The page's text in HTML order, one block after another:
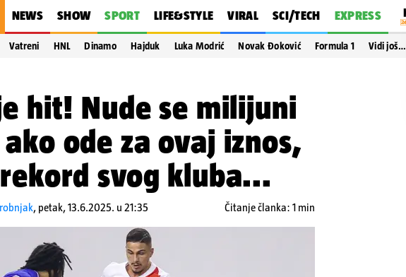
NEWS SHOW SPORT LIFE&STYLE VIRAL SCI/TECH EXPRESS
Vatreni HNL Dinamo Hajduk Luka Modrić Novak Đoković Formula 1 Vidi još…
hit! Nude se milijuni
ode za ovaj iznos,
svog kluba...
, petak, 13.6.2025. u 21:35 Čitanje članka: 1 min